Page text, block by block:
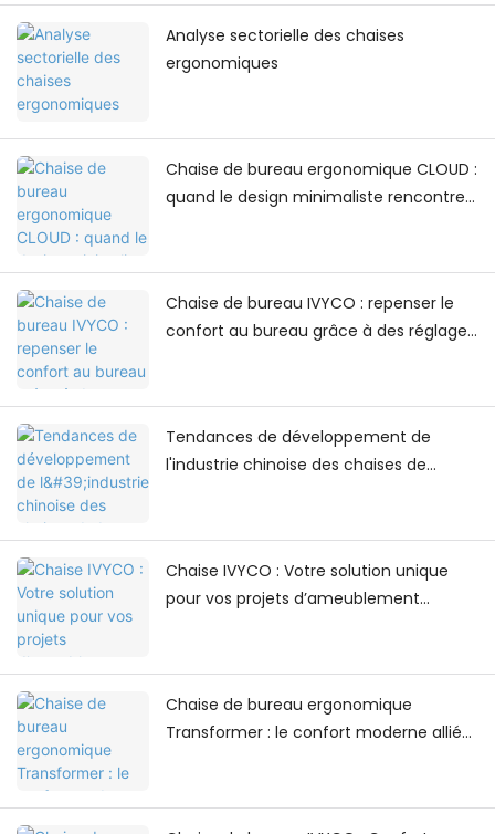
Analyse sectorielle des chaises
ergonomiques
Chaise de bureau ergonomique CLOUD :
quand le design minimaliste rencontre
Chaise de bureau IVYCO : repenser le
confort au bureau grâce à des réglages
Tendances de développement de
l'industrie chinoise des chaises de
Chaise IVYCO : Votre solution unique
pour vos projets d’ameublement
Chaise de bureau ergonomique
Transformer : le confort moderne allié